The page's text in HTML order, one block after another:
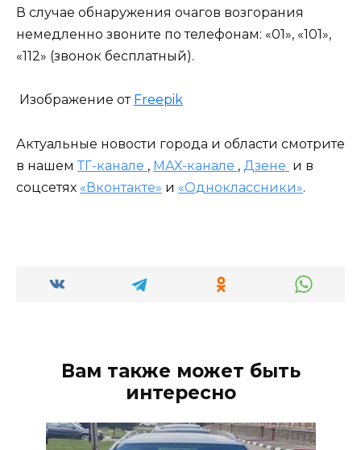
В случае обнаружения очагов возгорания
немедленно звоните по телефонам: «01», «101»,
«112» (звонок бесплатный).
Изображение от Freepik
Актуальные новости города и области смотрите
в нашем ТГ-канале , МАХ-канале , Дзене и в
соцсетях «Вконтакте» и «Одноклассники».
Вам также может быть
интересно